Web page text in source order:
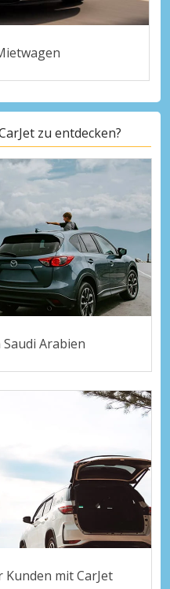
zu entdecken?
Saudi Arabien
mit CarJet